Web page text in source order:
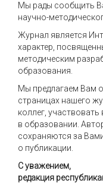
Мы рады сообщить
научно-
Журнал является
характер,
методическим
образования.
Мы предлагаем Вам
страницах нашего
коллег,
в образовании.
сохраняются за
о публикации.
С уважением,
редакция